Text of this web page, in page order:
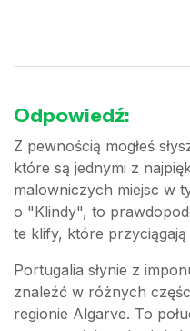
Odpowiedź:
Z pewnością mogłeś
które są jednymi z
malowniczych miejsc w
o "Klindy", to
te klify, które
Portugalia słynie z
znaleźć w różnych
regionie Algarve. To